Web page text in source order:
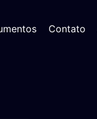
Contato